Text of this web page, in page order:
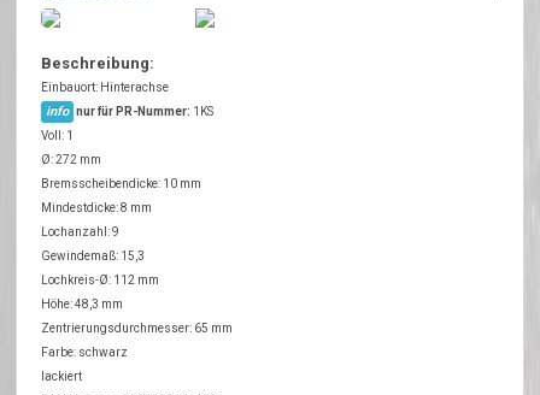
Beschreibung:
Einbauort: Hinterachse
info nur für PR-Nummer: 1KS
Voll: 1
Ø: 272 mm
Bremsscheibendicke: 10 mm
Mindestdicke: 8 mm
Lochanzahl: 9
Gewindemaß: 15,3
Lochkreis-Ø: 112 mm
Höhe: 48,3 mm
Zentrierungsdurchmesser: 65 mm
Farbe: schwarz
lackiert